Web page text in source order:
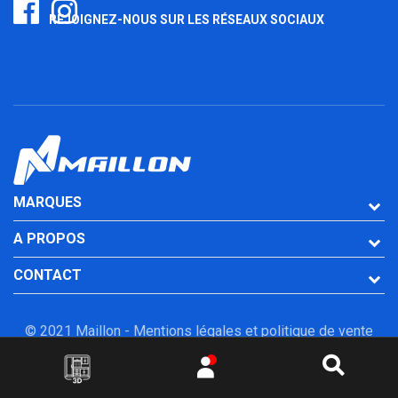
REJOIGNEZ-NOUS SUR LES RÉSEAUX SOCIAUX
MARQUES
A PROPOS
CONTACT
© 2021 Maillon - Mentions légales et politique de vente